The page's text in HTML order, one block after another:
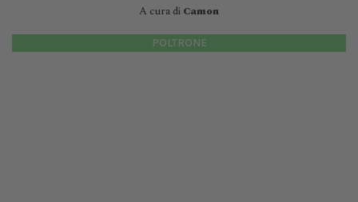
A cura di Camon
POLTRONE